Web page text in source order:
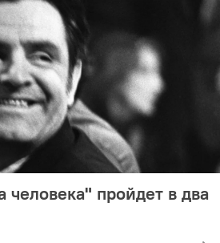
человека" пройдет в два